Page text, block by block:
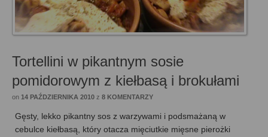
Tortellini w pikantnym sosie
pomidorowym z kiełbasą i brokułami
on 14 PAŹDZIERNIKA 2010 z 8 KOMENTARZY
Gęsty, lekko pikantny sos z warzywami i podsmażaną w
cebulce kiełbasą, który otacza mięciutkie mięsne pierożki